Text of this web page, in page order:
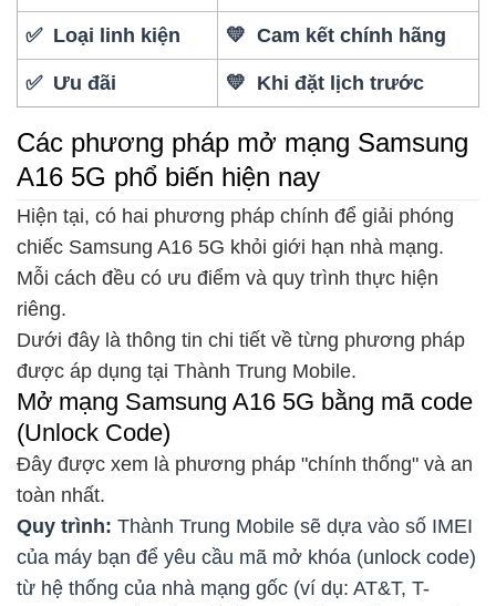
✅ Loại linh kiện 💛 Cam kết chính hãng
✅ Ưu đãi 💛 Khi đặt lịch trước
Các phương pháp mở mạng Samsung
A16 5G phổ biến hiện nay
Hiện tại, có hai phương pháp chính để giải phóng
chiếc Samsung A16 5G khỏi giới hạn nhà mạng.
Mỗi cách đều có ưu điểm và quy trình thực hiện
riêng.
Dưới đây là thông tin chi tiết về từng phương pháp
được áp dụng tại Thành Trung Mobile.
Mở mạng Samsung A16 5G bằng mã code
(Unlock Code)
Đây được xem là phương pháp "chính thống" và an
toàn nhất.
Quy trình: Thành Trung Mobile sẽ dựa vào số IMEI
của máy bạn để yêu cầu mã mở khóa (unlock code)
từ hệ thống của nhà mạng gốc (ví dụ: AT&T, T-